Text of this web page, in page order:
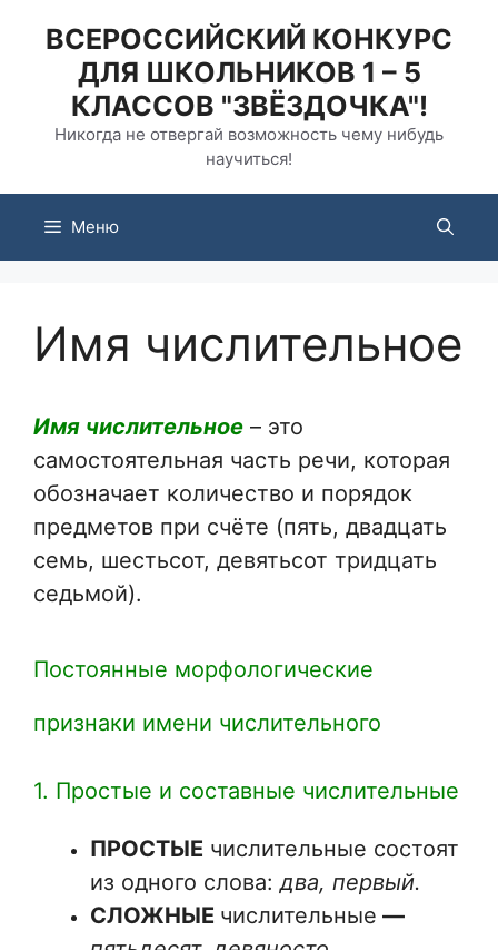
содержимому
ВСЕРОССИЙСКИЙ КОНКУРС
ДЛЯ ШКОЛЬНИКОВ 1 – 5
КЛАССОВ "ЗВЁЗДОЧКА"!
Никогда не отвергай возможность чему нибудь
научиться!
Меню
Имя числительное
Имя числительное – это
самостоятельная часть речи, которая
обозначает количество и порядок
предметов при счёте (пять, двадцать
семь, шестьсот, девятьсот тридцать
седьмой).
Постоянные морфологические
признаки имени числительного
1. Простые и составные числительные
ПРОСТЫЕ числительные состоят
из одного слова:два, первый.
СЛОЖНЫЕ числительные —